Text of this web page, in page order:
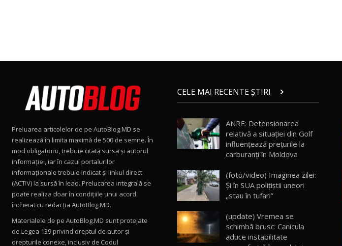
Preluarea articolelor de pe AutoBlog.MD se
realizează în limita maximă de 500 de semne. În
mod obligatoriu, trebuie citată sursa și autorul
informației, iar în cazul portalurilor
informaționale trebuie indicat și linkul direct
(ACTIV) la sursă în lead. Prelucarea integrală se
poate realiza doar în condițiile unui acord
încheiat cu redacţia AutoBlog.MD.
Materialele de pe AutoBlog.MD sunt protejate
de Legea 139 privind dreptul de autor și
drepturile conexe, inclusiv de Codul
CELE MAI RECENTE ȘTIRI
ANRE: Detensionarea
relativă a situației din Golf
influențează prețurile la
carburanți în Moldova
(foto/video) Imaginea zilei:
Și în SUA polițiștii uneori
„stau în tufari”
(update) Vremea se
schimbă brusc: Canicula
aduce instabilitate